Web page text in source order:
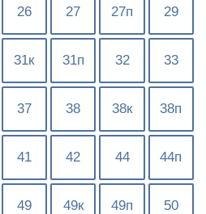
26 27 27п 29
31к 31п 32 33
37 38 38к 38п
41 42 44 44п
49 49к 49п 50